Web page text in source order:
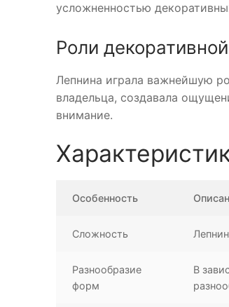
усложненностью
Роли
Лепнина играла важнейшую
владельца, создавала
внимание.
Особенность
Сложность
Разнообразие
форм
В